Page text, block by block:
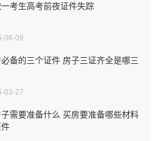
考生高考前夜证件失踪
06-09
备的三个证件 房子三证齐全是哪三
03-27
子需要准备什么 买房要准备哪些材料